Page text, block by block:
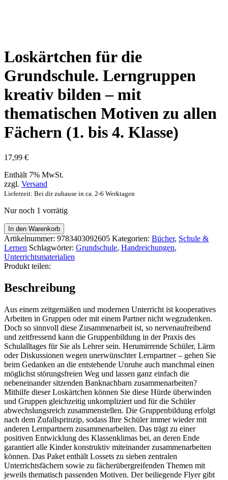
Loskärtchen für die
Grundschule. Lerngruppen
kreativ bilden – mit
thematischen Motiven zu allen
Fächern (1. bis 4. Klasse)
17,99 €
Enthält 7% MwSt.
zzgl. Versand
Lieferzeit: Bei dir zuhause in ca. 2-6 Werktagen
Nur noch 1 vorrätig
Loskärtchen
für
die
Grundschule.
Lerngruppen
bilden
-
thematischen
Motiven
zu
allen
Fächern
(1.
bis
4.
Klasse)
Menge
In den Warenkorb
Artikelnummer: 9783403092605 Kategorien: Bücher, Schule &
Lernen Schlagwörter: Grundschule, Handreichungen,
Unterrichtsmaterialien
Produkt teilen:
Beschreibung
Aus einem zeitgemäßen und modernen Unterricht ist kooperatives
Arbeiten in Gruppen oder mit einem Partner nicht wegzudenken.
Doch so sinnvoll diese Zusammenarbeit ist, so nervenaufreibend
und zeitfressend kann die Gruppenbildung in der Praxis des
Schulalltages für Sie als Lehrer sein. Herumirrende Schüler, Lärm
oder Diskussionen wegen unerwünschter Lernpartner – gehen Sie
beim Gedanken an die entstehende Unruhe auch manchmal einen
möglichst störungsfreien Weg und lassen ganz einfach die
nebeneinander sitzenden Banknachbarn zusammenarbeiten?
Mithilfe dieser Loskärtchen können Sie diese Hürde überwinden
und Gruppen gleichzeitig unkompliziert und für die Schüler
abwechslungsreich zusammenstellen. Die Gruppenbildung erfolgt
nach dem Zufallsprinzip, sodass Ihre Schüler immer wieder mit
anderen Lernpartnern zusammenarbeiten. Das trägt zu einer
positiven Entwicklung des Klassenklimas bei, an deren Ende
garantiert alle Kinder konstruktiv miteinander zusammenarbeiten
können. Das Paket enthält Lossets zu sieben zentralen
Unterrichtsfächern sowie zu fächerübergreifenden Themen mit
jeweils thematisch passenden Motiven. Der beiliegende Flyer gibt